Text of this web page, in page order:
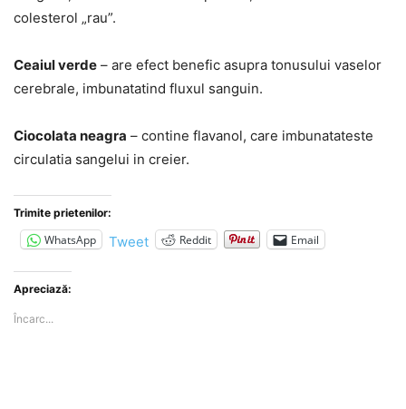
colesterol „rau”.
Ceaiul verde – are efect benefic asupra tonusului vaselor
cerebrale, imbunatatind fluxul sanguin.
Ciocolata neagra – contine flavanol, care imbunatateste
circulatia sangelui in creier.
Trimite prietenilor:
WhatsApp Tweet Reddit Email
Apreciază:
Încarc...